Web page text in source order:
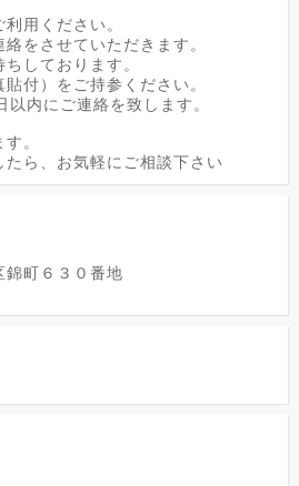
用ください。
をさせていただきます。
しております。
付）をご持参ください。
内にご連絡を致します。
。
ら、お気軽にご相談下さい
錦町６３０番地